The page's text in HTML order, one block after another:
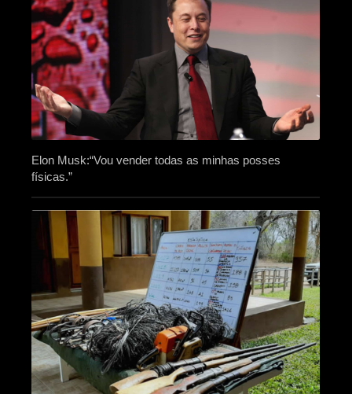
Elon Musk:“Vou vender todas as minhas posses
físicas.”